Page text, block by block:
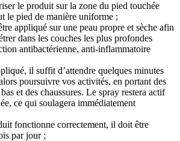
le produit sur la zone du pied touchée
le pied de manière uniforme ;
appliqué sur une peau propre et sèche afin
dans les couches les plus profondes
antibactérienne, anti-inflammatoire
il suffit d’attendre quelques minutes
poursuivre vos activités, en portant des
et des chaussures. Le spray restera actif
ce qui soulagera immédiatement
fonctionne correctement, il doit être
par jour ;